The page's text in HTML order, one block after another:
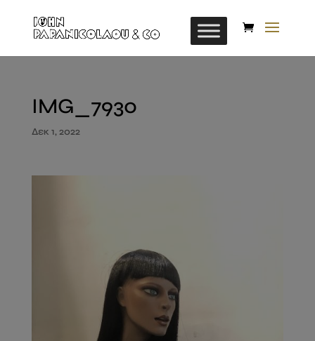
IMG_7930
Δεκ 1, 2022